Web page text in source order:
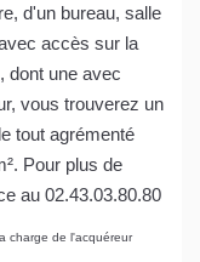
d'un bureau, salle
accès sur la
dont une avec
vous trouverez un
tout agrémenté
Pour plus de
au 02.43.03.80.80
charge de l'acquéreur